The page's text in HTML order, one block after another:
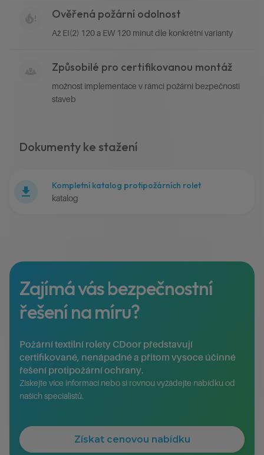
Ověřená požární odolnost
Až EI(2) 120 a EW 120 minut dle konkrétní varianty
Způsobilé pro certifikovanou montáž
možnost implementace v rámci požární bezpečnosti
staveb
Dokumenty ke stažení
Kompletní katalog protipožárních rolet
katalog
Zajímá vás bezpečnostní
řešení na míru?
Požární textilní rolety CDoor představují
certifikované, nenápadné a přitom vysoce účinné
řešení protipožární ochrany.
Získejte více informací nebo si rovnou vyžádejte nabídku od
našich specialistů.
Získat cenovou nabídku